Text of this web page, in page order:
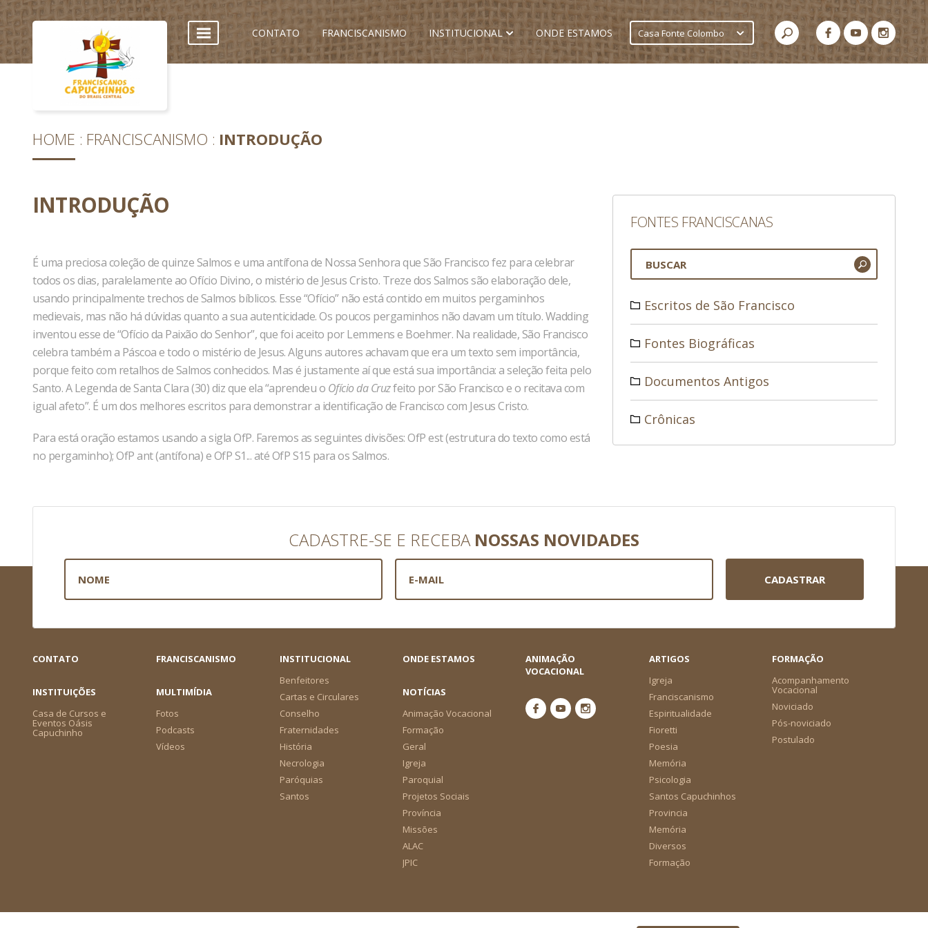
CONTATO FRANCISCANISMO INSTITUCIONAL ONDE ESTAMOS Casa Fonte Colombo
HOME FRANCISCANISMO INTRODUÇÃO
INTRODUÇÃO
É uma preciosa coleção de quinze Salmos e uma antífona de Nossa Senhora que São Francisco fez para celebrar
todos os dias, paralelamente ao Ofício Divino, o mistério de Jesus Cristo. Treze dos Salmos são elaboração dele,
usando principalmente trechos de Salmos bíblicos. Esse “Ofício” não está contido em muitos pergaminhos
medievais, mas não há dúvidas quanto a sua autenticidade. Os poucos pergaminhos não davam um título. Wadding
inventou esse de “Ofício da Paixão do Senhor”, que foi aceito por Lemmens e Boehmer. Na realidade, São Francisco
celebra também a Páscoa e todo o mistério de Jesus. Alguns autores achavam que era um texto sem importância,
porque feito com retalhos de Salmos conhecidos. Mas é justamente aí que está sua importância: a seleção feita pelo
Santo. A Legenda de Santa Clara (30) diz que ela “aprendeu o Ofício da Cruzfeito por São Francisco e o recitava com
igual afeto”. É um dos melhores escritos para demonstrar a identificação de Francisco com Jesus Cristo.
Para está oração estamos usando a sigla OfP. Faremos as seguintes divisões: OfP est (estrutura do texto como está
no pergaminho); OfP ant (antífona) e OfP S1... até OfP S15 para os Salmos.
FONTES FRANCISCANAS
Escritos de São Francisco
Fontes Biográficas
Documentos Antigos
Crônicas
CADASTRE-SE E RECEBA NOSSAS NOVIDADES
CADASTRAR
CONTATO FRANCISCANISMO
INSTITUCIONAL
Benfeitores
Cartas e Circulares
Conselho
Fraternidades
História
Necrologia
Paróquias
Santos
ONDE ESTAMOS
ANIMAÇÃO
VOCACIONAL
ARTIGOS
Igreja
Franciscanismo
Espiritualidade
Fioretti
Poesia
Memória
Psicologia
Santos Capuchinhos
Provincia
Memória
Diversos
Formação
FORMAÇÃO
Acompanhamento
Vocacional
Noviciado
Pós-noviciado
Postulado
INSTITUIÇÕES
Casa de Cursos e
Eventos Oásis
Capuchinho
MULTIMÍDIA
Fotos
Podcasts
Vídeos
NOTÍCIAS
Animação Vocacional
Formação
Geral
Igreja
Paroquial
Projetos Sociais
Província
Missões
ALAC
JPIC